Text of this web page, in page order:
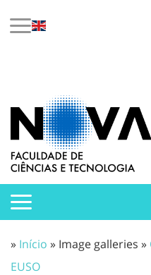
» Início » Image galleries »
EUSO